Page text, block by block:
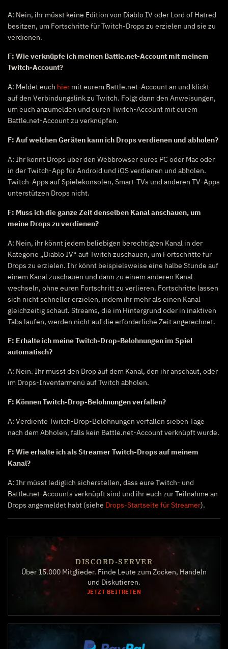
A: Nein, ihr müsst keine Edition von Diablo IV oder Lord of Hatred
besitzen, um Fortschritte für Twitch-Drops zu erzielen und sie zu
verdienen.
F: Wie verknüpfe ich meinen Battle.net-Account mit meinem
Twitch-Account?
A: Meldet euch hier mit eurem Battle.net-Account an und klickt
auf den Verbindungslink zu Twitch. Folgt dann den Anweisungen,
um euch anzumelden und euren Twitch-Account mit eurem
Battle.net-Account zu verknüpfen.
F: Auf welchen Geräten kann ich Drops verdienen und abholen?
A: Ihr könnt Drops über den Webbrowser eures PC oder Mac oder
in der Twitch-App für Android und iOS verdienen und abholen.
Twitch-Apps auf Spielekonsolen, Smart-TVs und anderen TV-Apps
unterstützen Drops nicht.
F: Muss ich die ganze Zeit denselben Kanal anschauen, um
meine Drops zu verdienen?
A: Nein, ihr könnt jedem beliebigen berechtigten Kanal in der
Kategorie „Diablo IV“ auf Twitch zuschauen, um Fortschritte für
Drops zu erzielen. Ihr könnt beispielsweise eine halbe Stunde auf
einem Kanal zuschauen und dann zu einem anderen Kanal
wechseln, ohne euren Fortschritt zu verlieren. Fortschritte lassen
sich nicht schneller erzielen, indem ihr mehr als einen Kanal
gleichzeitig schaut. Streams, die im Hintergrund oder in inaktiven
Tabs laufen, werden nicht auf die erforderliche Zeit angerechnet.
F: Erhalte ich meine Twitch-Drop-Belohnungen im Spiel
automatisch?
A: Nein. Ihr müsst den Drop auf dem Kanal, den ihr anschaut, oder
im Drops-Inventarmenü auf Twitch abholen.
F: Können Twitch-Drop-Belohnungen verfallen?
A: Verdiente Twitch-Drop-Belohnungen verfallen sieben Tage
nach dem Abholen, falls kein Battle.net-Account verknüpft wurde.
F: Wie erhalte ich als Streamer Twitch-Drops auf meinem
Kanal?
A: Ihr müsst lediglich sicherstellen, dass eure Twitch- und
Battle.net-Accounts verknüpft sind und ihr euch zur Teilnahme an
Drops angemeldet habt (siehe Drops-Startseite für Streamer).
DISCORD-SERVER
Über 15.000 Mitglieder. Finde Leute zum Zocken, Handeln
und Diskutieren.
JETZT BEITRETEN